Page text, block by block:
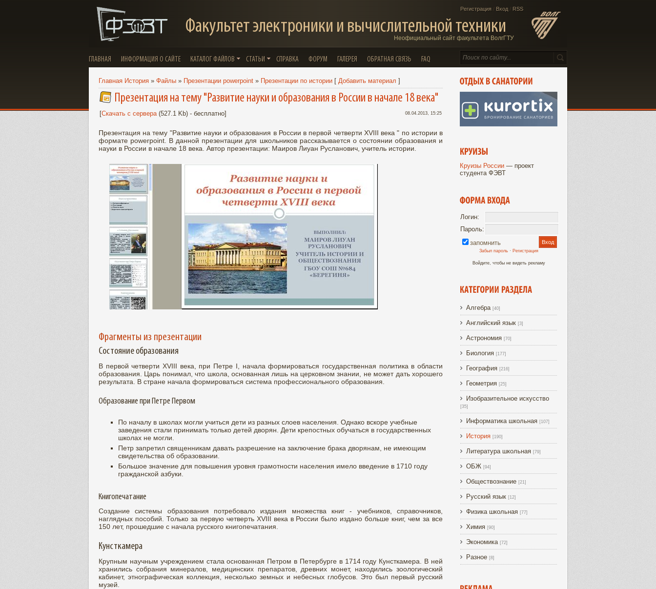
Регистрация / Вход / RSS
Факультет электроники и вычислительной техники
Неофициальный сайт факультета ВолгГТУ
ГЛАВНАЯ ИНФОРМАЦИЯ О САЙТЕ КАТАЛОГ ФАЙЛОВ СТАТЬИ СПРАВКА ФОРУМ ГАЛЕРЕЯ ОБРАТНАЯ СВЯЗЬ FAQ
Главная История » Файлы » Презентации powerpoint » Презентации по истории [ Добавить материал ]
Презентация на тему "Развитие науки и образования в России в начале 18 века"
[Скачать с сервера(527.1 Kb) - бесплатно] 08.04.2013, 15:25
Презентация на тему "Развитие науки и образования в России в первой четверти XVIII века " по истории в
формате powerpoint. В данной презентации для школьников рассказывается о состоянии образования и
науки в России в начале 18 века. Автор презентации: Маиров Лиуан Русланович, учитель истории.
Фрагменты из презентации
Состояние образования
В первой четверти XVIII века, при Петре I, начала формироваться государственная политика в области
образования. Царь понимал, что школа, основанная лишь на церковном знании, не может дать хорошего
результата. В стране начала формироваться система профессионального образования.
Образование при Петре Первом
По началу в школах могли учиться дети из разных слоев населения. Однако вскоре учебные
заведения стали принимать только детей дворян. Дети крепостных обучаться в государственных
школах не могли.
Петр запретил священникам давать разрешение на заключение брака дворянам, не имеющим
свидетельства об образовании.
Большое значение для повышения уровня грамотности населения имело введение в 1710 году
гражданской азбуки.
Книгопечатание
Создание системы образования потребовало издания множества книг - учебников, справочников,
наглядных пособий. Только за первую четверть XVIII века в России было издано больше книг, чем за все
150 лет, прошедшие с начала русского книгопечатания.
Кунсткамера
Крупным научным учреждением стала основанная Петром в Петербурге в 1714 году Кунсткамера. В ней
хранились собрания минералов, медицинских препаратов, древних монет, находились зоологический
кабинет, этнографическая коллекция, несколько земных и небесных глобусов. Это был первый русский
музей.
Круизы России — проект
студента ФЭВТ
Логин:
Пароль:
запомнить
Забыл пароль· Регистрация
Войдите, чтобы не видеть рекламу
Алгебра [40]
Английский язык [3]
Астрономия [70]
Биология [177]
География [216]
Геометрия [25]
Изобразительное искусство
[35]
Информатика школьная [107]
История [190]
Литература школьная [79]
ОБЖ [94]
Обществознание [21]
Русский язык [12]
Физика школьная [77]
Химия [90]
Экономика [72]
Разное [8]